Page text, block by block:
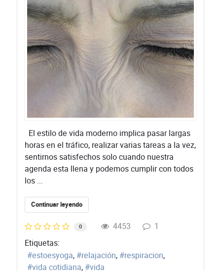
El estilo de vida moderno implica pasar largas
horas en el tráfico, realizar varias tareas a la vez,
sentirnos satisfechos solo cuando nuestra
agenda esta llena y podemos cumplir con todos
los ...
Continuar leyendo
0 4453
1
Etiquetas:
estoesyoga
relajación
respiracion
vida cotidiana
vida